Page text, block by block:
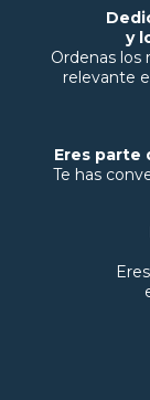
y
Ordenas los
relevante
Eres parte
Te has